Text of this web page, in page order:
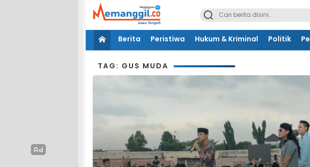
Berita Peristiwa Hukum & Kriminal Politik
TAG: GUS MUDA